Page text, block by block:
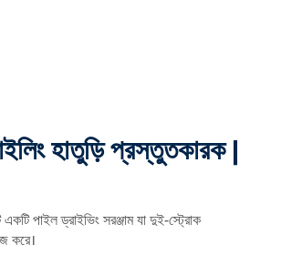
হাতুড়ি প্রস্তুতকারক |
পাইল ড্রাইভিং সরঞ্জাম যা দুই-স্ট্রোক
করে।